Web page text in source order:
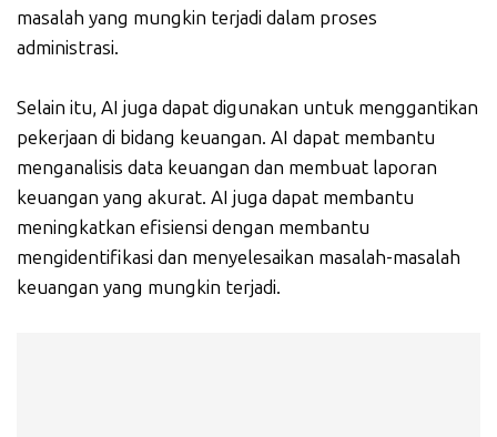
masalah yang mungkin terjadi dalam proses
administrasi.
Selain itu, AI juga dapat digunakan untuk menggantikan
pekerjaan di bidang keuangan. AI dapat membantu
menganalisis data keuangan dan membuat laporan
keuangan yang akurat. AI juga dapat membantu
meningkatkan efisiensi dengan membantu
mengidentifikasi dan menyelesaikan masalah-masalah
keuangan yang mungkin terjadi.